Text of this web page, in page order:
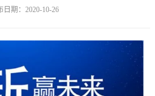
期：2020-10-26